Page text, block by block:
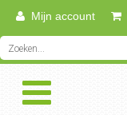
Mijn account